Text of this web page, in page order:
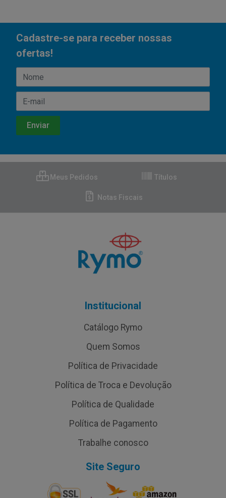
Cadastre-se para receber nossas
ofertas!
Meus Pedidos Títulos
Notas Fiscais
Institucional
Catálogo Rymo
Quem Somos
Política de Privacidade
Política de Troca e Devolução
Política de Qualidade
Política de Pagamento
Trabalhe conosco
Site Seguro